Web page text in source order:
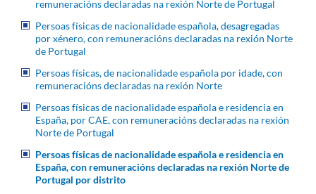
remuneracións declaradas na rexión Norte de Portugal
Persoas físicas de nacionalidade española, desagregadas
por xénero, con remuneracións declaradas na rexión Norte
de Portugal
Persoas físicas, de nacionalidade española por idade, con
remuneracións declaradas na rexión Norte
Persoas físicas de nacionalidade española e residencia en
España, por CAE, con remuneracións declaradas na rexión
Norte de Portugal
Persoas físicas de nacionalidade española e residencia en
España, con remuneracións declaradas na rexión Norte de
Portugal por distrito